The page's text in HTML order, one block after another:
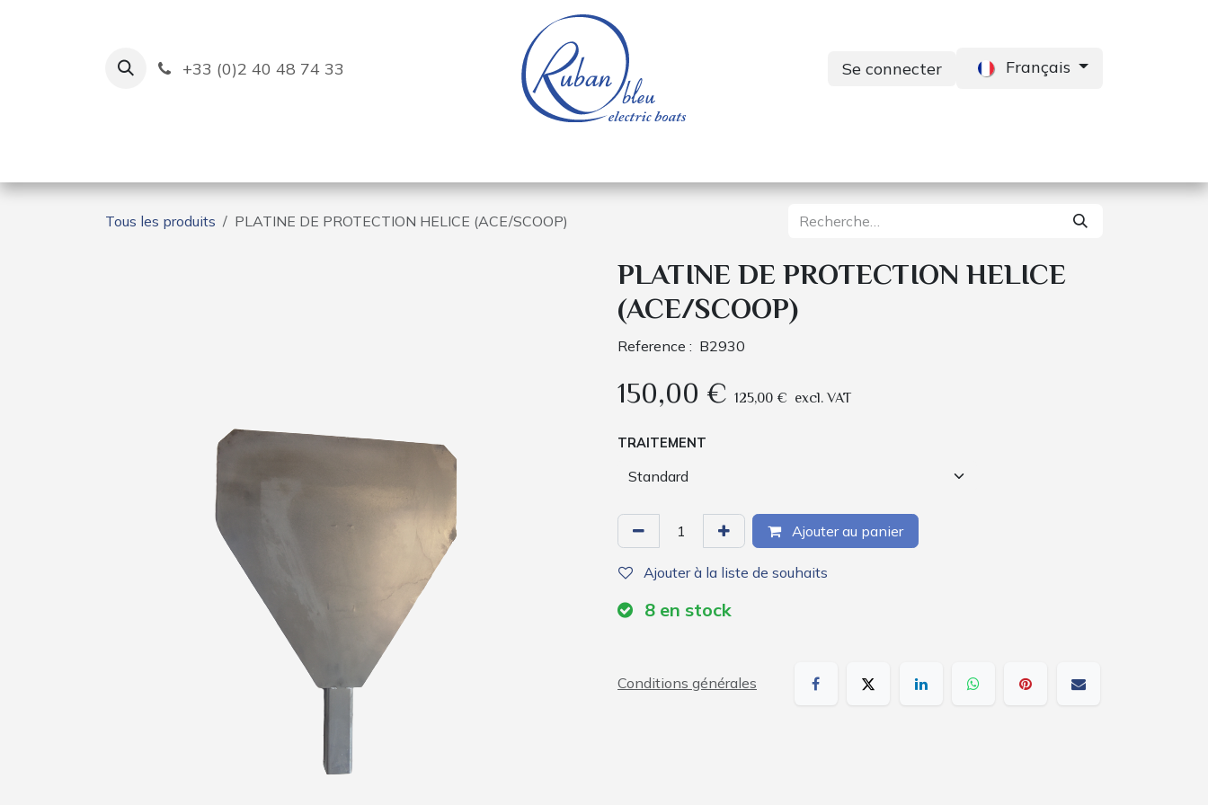
+33 (0)2 40 48 74 33 Se connecter Français
Tous les produits PLATINE DE PROTECTION HELICE (ACE/SCOOP)
PLATINE DE PROTECTION HELICE
(ACE/SCOOP)
Reference : B2930
150,00 € 125,00 € excl. VAT
TRAITEMENT
Ajouter au panier
Ajouter à la liste de souhaits
8 en stock
Conditions générales